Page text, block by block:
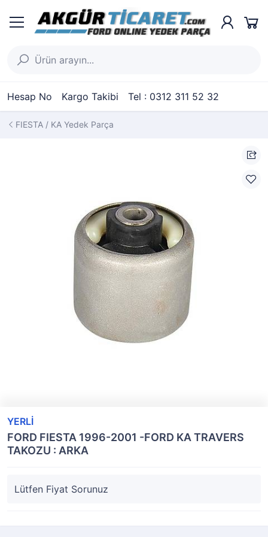
Hesap No Kargo Takibi Tel : 0312 311 52 32
FIESTA / KA Yedek Parça
YERLİ
FORD FIESTA 1996-2001 -FORD KA TRAVERS
TAKOZU : ARKA
Lütfen Fiyat Sorunuz